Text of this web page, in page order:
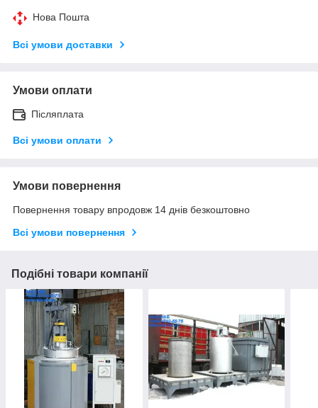
Нова Пошта
Всі умови доставки
Умови оплати
Післяплата
Всі умови оплати
Умови повернення
Повернення товару впродовж 14 днів безкоштовно
Всі умови повернення
Подібні товари компанії